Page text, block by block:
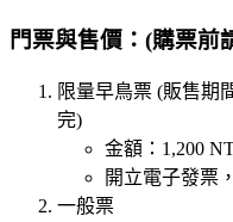
門票與售價 ：(購票
限量早鳥票 (販售期
完)
金額：1,200
開立電子發票
一般票